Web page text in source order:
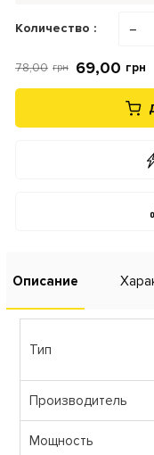
Количество : −
78,00 грн 69,00 грн
Описание
Тип
Производитель
Мощность